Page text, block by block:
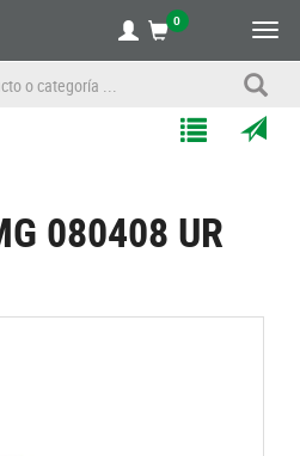
0
Listas
080408 UR